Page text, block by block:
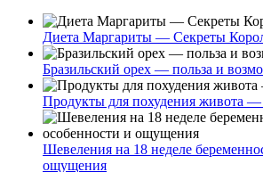
Диета Маргариты — Секреты
Бразильский орех — польза и
Продукты для похудения живота —
Шевеления на 18 неделе
ощущения